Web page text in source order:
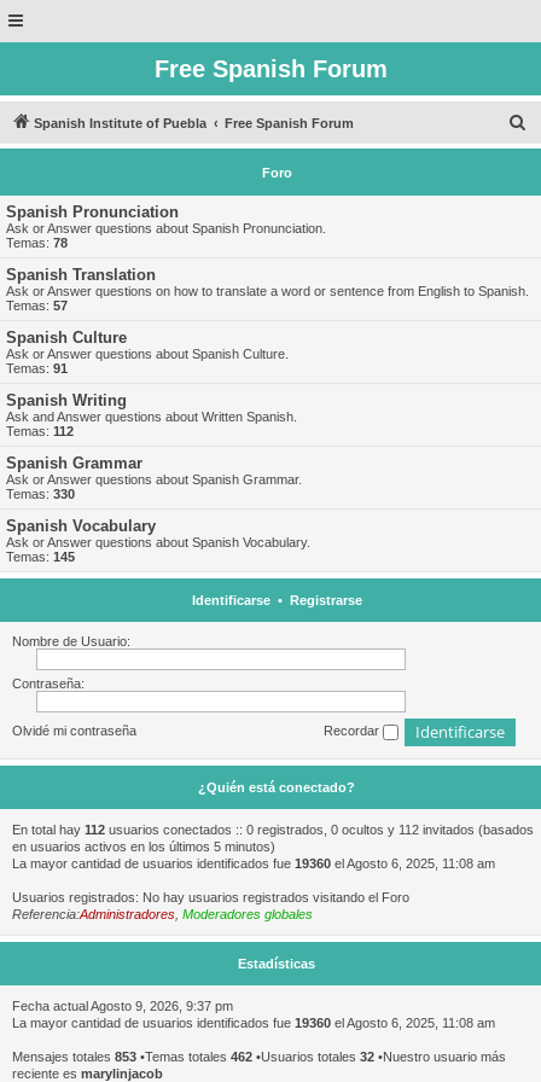
Free Spanish Forum
Spanish Institute of Puebla Free Spanish Forum
u
Foro
Spanish Pronunciation
Ask or Answer questions about Spanish Pronunciation.
Temas: 78
Spanish Translation
Ask or Answer questions on how to translate a word or sentence from English to Spanish.
Temas: 57
Spanish Culture
Ask or Answer questions about Spanish Culture.
Temas: 91
Spanish Writing
Ask and Answer questions about Written Spanish.
Temas: 112
Spanish Grammar
Ask or Answer questions about Spanish Grammar.
Temas: 330
Spanish Vocabulary
Ask or Answer questions about Spanish Vocabulary.
Temas: 145
Identificarse• Registrarse
Nombre de Usuario:
Contraseña:
Olvidé mi contraseña Recordar
¿Quién está conectado?
En total hay 112 usuarios conectados :: 0 registrados, 0 ocultos y 112 invitados (basados
en usuarios activos en los últimos 5 minutos)
La mayor cantidad de usuarios identificados fue 19360 el Agosto 6, 2025, 11:08 am
Usuarios registrados: No hay usuarios registrados visitando el Foro
Referencia:Administradores Moderadores globales
Estadísticas
Fecha actual Agosto 9, 2026, 9:37 pm
La mayor cantidad de usuarios identificados fue 19360 el Agosto 6, 2025, 11:08 am
Mensajes totales 853 •Temas totales 462 •Usuarios totales 32 •Nuestro usuario más
reciente es marylinjacob